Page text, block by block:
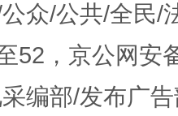
众/公共/全民/
52，京公网安
编部/发布广